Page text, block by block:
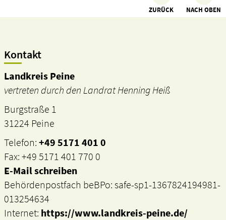
ZURÜCK NACH OBEN
Kontakt
Landkreis Peine
vertreten durch den Landrat Henning Heiß
Burgstraße 1
31224 Peine
Telefon:+49 5171 401 0
Fax: +49 5171 401 770 0
E-Mail schreiben
Behördenpostfach beBPo: safe-sp1-1367824194981-
013254634
Internet: https://www.landkreis-peine.de/